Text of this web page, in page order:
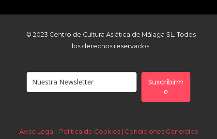
© 2023 Centro de Cultura Asiática de Málaga SL. Todos
los derechos reservados.
Suscribirm
e
Aviso Legal | Política de Cookies | Condiciones Generales